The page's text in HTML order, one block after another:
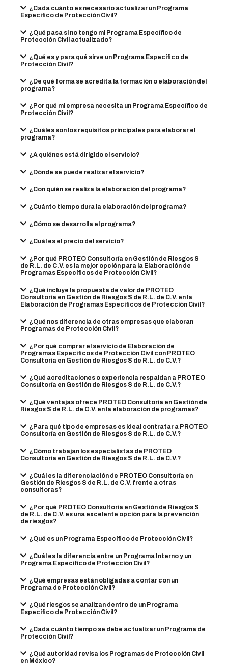
¿Cada cuánto es necesario actualizar un Programa
Específico de Protección Civil?
¿Qué pasa si no tengo mi Programa Específico de
Protección Civil actualizado?
¿Qué es y para qué sirve un Programa Específico de
Protección Civil?
¿De qué forma se acredita la formación o elaboración del
programa?
¿Por qué mi empresa necesita un Programa Específico de
Protección Civil?
¿Cuáles son los requisitos principales para elaborar el
programa?
¿A quiénes está dirigido el servicio?
¿Dónde se puede realizar el servicio?
¿Con quién se realiza la elaboración del programa?
¿Cuánto tiempo dura la elaboración del programa?
¿Cómo se desarrolla el programa?
¿Cuál es el precio del servicio?
¿Por qué PROTEO Consultoría en Gestión de Riesgos S
de R.L. de C.V. es la mejor opción para la Elaboración de
Programas Específicos de Protección Civil?
¿Qué incluye la propuesta de valor de PROTEO
Consultoría en Gestión de Riesgos S de R.L. de C.V. en la
Elaboración de Programas Específicos de Protección Civil?
¿Qué nos diferencia de otras empresas que elaboran
Programas de Protección Civil?
¿Por qué comprar el servicio de Elaboración de
Programas Específicos de Protección Civil con PROTEO
Consultoría en Gestión de Riesgos S de R.L. de C.V.?
¿Qué acreditaciones o experiencia respaldan a PROTEO
Consultoría en Gestión de Riesgos S de R.L. de C.V.?
¿Qué ventajas ofrece PROTEO Consultoría en Gestión de
Riesgos S de R.L. de C.V. en la elaboración de programas?
¿Para qué tipo de empresas es ideal contratar a PROTEO
Consultoría en Gestión de Riesgos S de R.L. de C.V.?
¿Cómo trabajan los especialistas de PROTEO
Consultoría en Gestión de Riesgos S de R.L. de C.V.?
¿Cuál es la diferenciación de PROTEO Consultoría en
Gestión de Riesgos S de R.L. de C.V. frente a otras
consultoras?
¿Por qué PROTEO Consultoría en Gestión de Riesgos S
de R.L. de C.V. es una excelente opción para la prevención
de riesgos?
¿Qué es un Programa Específico de Protección Civil?
¿Cuál es la diferencia entre un Programa Interno y un
Programa Específico de Protección Civil?
¿Qué empresas están obligadas a contar con un
Programa de Protección Civil?
¿Qué riesgos se analizan dentro de un Programa
Específico de Protección Civil?
¿Cada cuánto tiempo se debe actualizar un Programa de
Protección Civil?
¿Qué autoridad revisa los Programas de Protección Civil
en México?